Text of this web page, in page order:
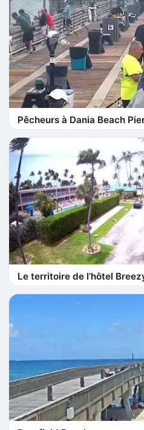
Pêcheurs à Dania Beach
Le territoire de l’hôtel